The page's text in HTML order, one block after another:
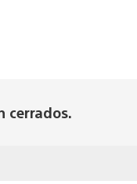
cerrados.